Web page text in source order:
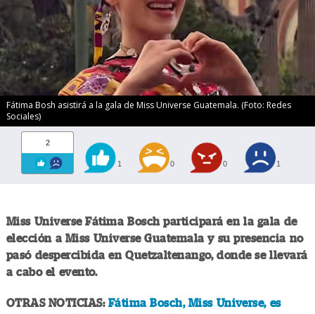
Fátima Bosh asistirá a la gala de Miss Universe Guatemala. (Foto: Redes
Sociales)
2
1 0 0 1
Miss Universe Fátima Bosch participará en la gala de
elección a Miss Universe Guatemala y su presencia no
pasó despercibida en Quetzaltenango, donde se llevará
a cabo el evento.
OTRAS NOTICIAS: Fátima Bosch, Miss Universe, es